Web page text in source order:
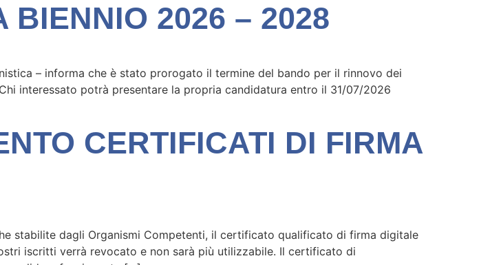
BIENNIO 2026 – 2028
– informa che è stato prorogato il termine del bando per il rinnovo dei
interessato potrà presentare la propria candidatura entro il 31/07/2026
CERTIFICATI DI FIRMA
stabilite dagli Organismi Competenti, il certificato qualificato di firma digitale
iscritti verrà revocato e non sarà più utilizzabile. Il certificato di